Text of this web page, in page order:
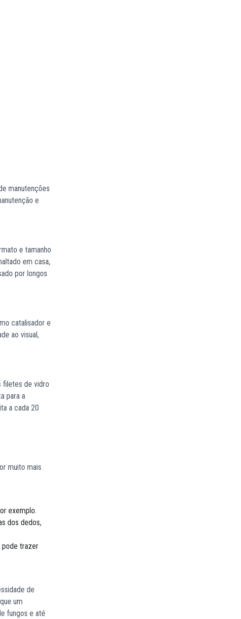
manutenções
e
e tamanho
em casa,
por longos
catalisador e
ao visual,
filetes de vidro
para a
a cada 20
muito mais
exemplo.
dos dedos,
pode trazer
de
um
fungos e até